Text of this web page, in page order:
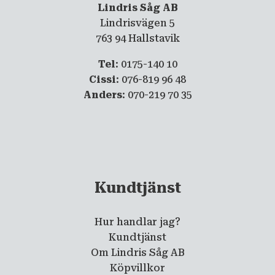
Lindris Såg AB
Lindrisvägen 5
763 94 Hallstavik
Tel: 0175-140 10
Cissi: 076-819 96 48
Anders: 070-219 70 35
Kundtjänst
Hur handlar jag?
Kundtjänst
Om Lindris Såg AB
Köpvillkor